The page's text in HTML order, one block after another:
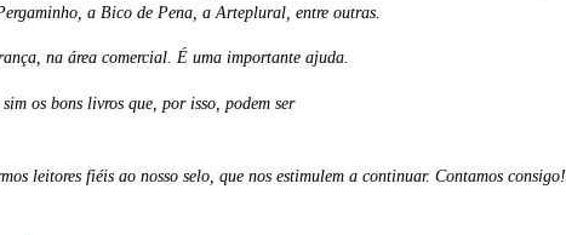
a Bico de Pena, a Arteplural, entre outras.
na área comercial. É uma importante ajuda.
os bons livros que, por isso, podem ser
leitores fiéis ao nosso selo, que nos estimulem a continuar. Contamos consigo!